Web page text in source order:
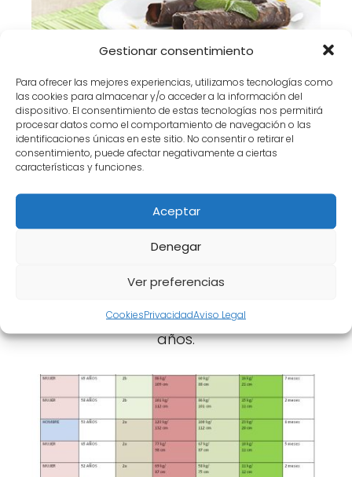
Gestionar consentimiento
Para ofrecer las mejores experiencias, utilizamos tecnologías como
las cookies para almacenar y/o acceder a la información del
dispositivo. El consentimiento de estas tecnologías nos permitirá
procesar datos como el comportamiento de navegación o las
identificaciones únicas en este sitio. No consentir o retirar el
consentimiento, puede afectar negativamente a ciertas
características y funciones.
Aceptar
Denegar
Ver preferencias
CookiesPrivacidadAviso Legal
Dieta proteinada on line: a través de
QOOLIFE.
10 alimentos para cumplir muchos
años.